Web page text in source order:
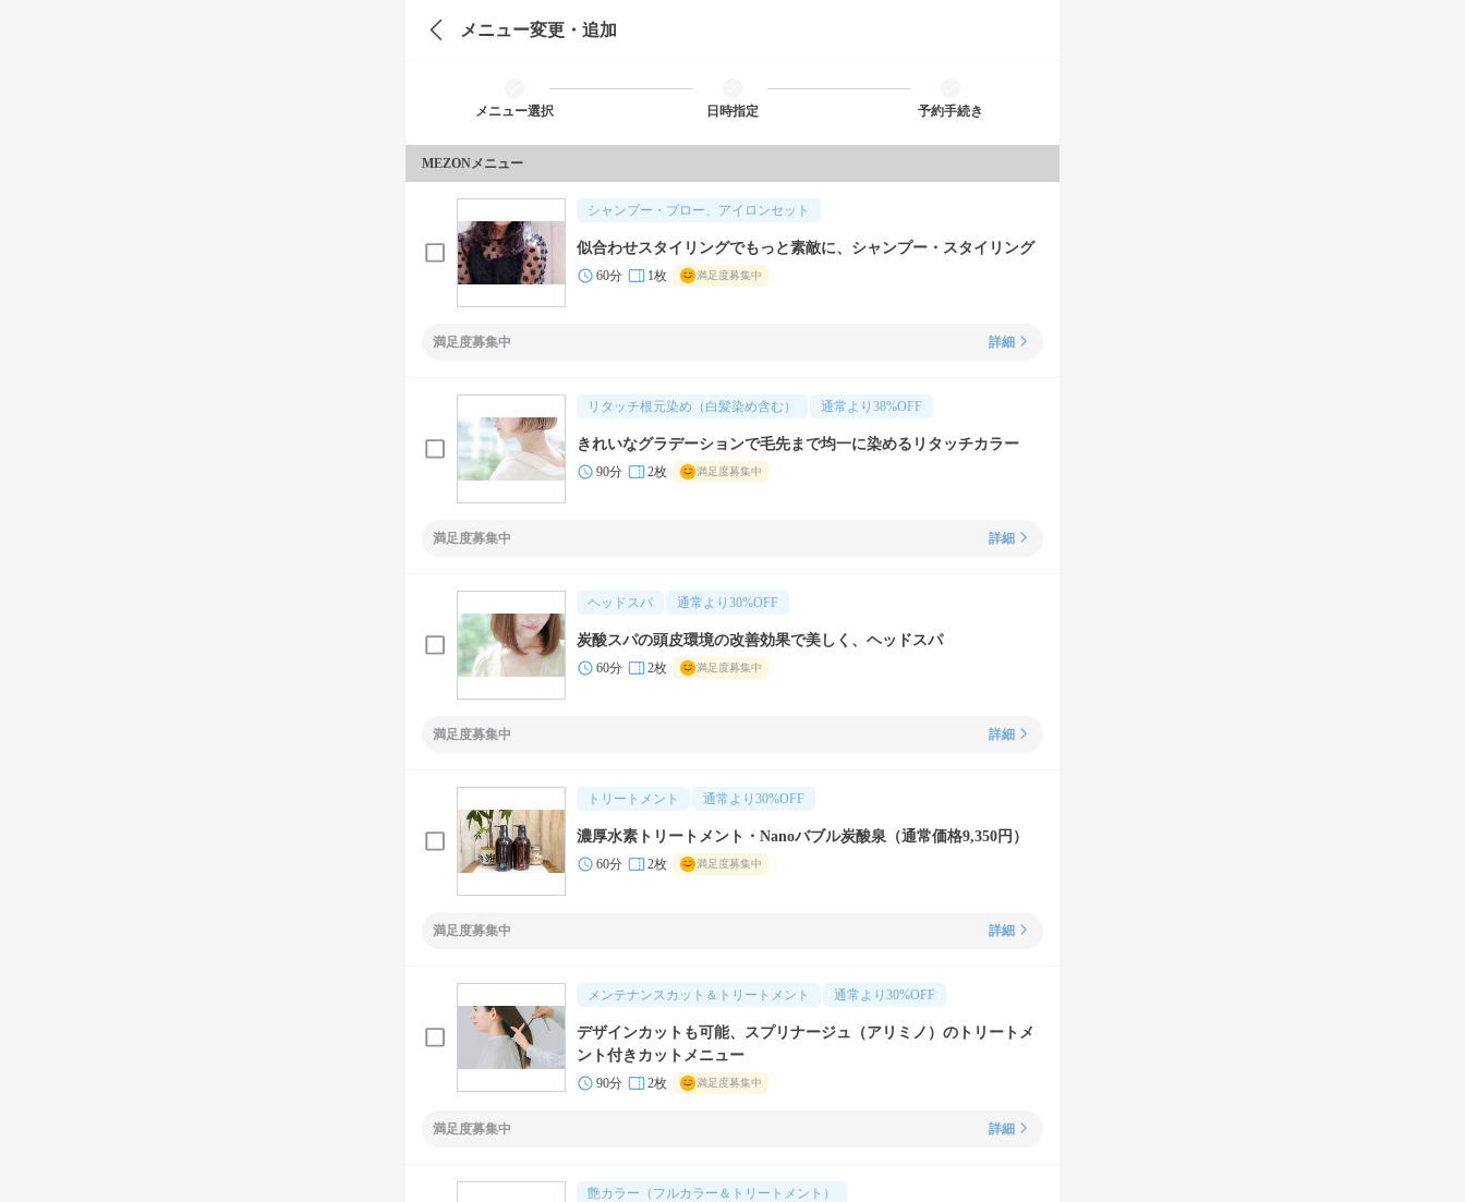
メニュー変更・追加
メニュー選択 日時指定 予約手続き
MEZONメニュー
シャンプー・ブロー、アイロンセット
似合わせスタイリングでもっと素敵に、シャンプー・スタイリング
60分 1枚 満足度募集中
満足度募集中 詳細
リタッチ根元染め（白髪染め含む） 通常より 38%OFF
きれいなグラデーションで毛先まで均一に染めるリタッチカラー
90分 2枚 満足度募集中
満足度募集中 詳細
ヘッドスパ 通常より 30%OFF
炭酸スパの頭皮環境の改善効果で美しく、ヘッドスパ
60分 2枚 満足度募集中
満足度募集中 詳細
トリートメント 通常より 30%OFF
濃厚水素トリートメント・Nanoバブル炭酸泉（通常価格9,350円）
60分 2枚 満足度募集中
満足度募集中 詳細
メンテナンスカット＆トリートメント 通常より 30%OFF
デザインカットも可能、スプリナージュ（アリミノ）のトリートメ
ント付きカットメニュー
90分 2枚 満足度募集中
満足度募集中 詳細
艶カラー（フルカラー＆トリートメント）